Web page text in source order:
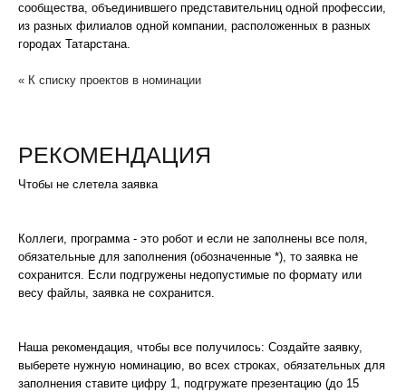
сообщества, объединившего представительниц одной профессии,
из разных филиалов одной компании, расположенных в разных
городах Татарстана.
« К списку проектов в номинации
РЕКОМЕНДАЦИЯ
Чтобы не слетела заявка
Коллеги, программа - это робот и если не заполнены все поля,
обязательные для заполнения (обозначенные *), то заявка не
сохранится. Если подгружены недопустимые по формату или
весу файлы, заявка не сохранится.
Наша рекомендация, чтобы все получилось: Создайте заявку,
выберете нужную номинацию, во всех строках, обязательных для
заполнения ставите цифру 1, подгружате презентацию (до 15